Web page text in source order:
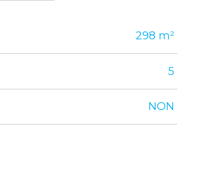
298 m²
5
NON